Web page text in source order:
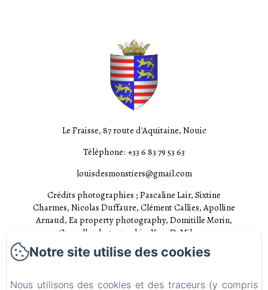
Le Fraisse, 87 route d'Aquitaine, Nouic
Téléphone: +33 6 83 79 53 63
louisdesmonstiers@gmail.com
Crédits photographies ; Pascaline Lair, Sixtine
Charmes, Nicolas Duffaure, Clément Callies, Apolline
Arnaud, Ea property photography, Domitille Morin,
Cannelle photographie, Yves D. Milonas
Chambres
Notre site utilise des cookies
Nous utilisons des cookies et des traceurs (y compris